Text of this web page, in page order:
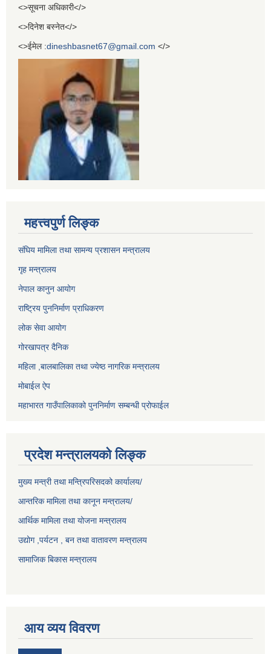
<>सूचना अधिकारी</>
<>दिनेश बस्नेत</>
<>ईमेल :dineshbasnet67@gmail.com </>
महत्त्वपुर्ण लिङ्क
संघिय मामिला तथा सामन्य प्रशासन मन्त्रालय
गृह मन्त्रालय
नेपाल कानुन आयोग
राष्ट्रिय पुननिर्माण प्राधिकरण
लोक सेवा आयोग
गोरखापत्र दैनिक
महिला ,बालबालिका तथा ज्येष्ठ नागरिक मन्त्रालय
मोबाईल ऐप
महाभारत गाउँपालिकाको पुननिर्माण सम्बन्धी प्रोफाईल
प्रदेश मन्त्रालयको लिङ्क
मुख्य मन्त्री तथा मन्त्रिपरिसदको कार्यालय/
आन्तरिक मामिला तथा कानून मन्त्रालय/
आर्थिक मामिला तथा योजना मन्त्रालय
उद्योग ,पर्यटन , बन तथा वातावरण मन्त्रालय
सामाजिक बिकास मन्त्रालय
आय व्यय विवरण